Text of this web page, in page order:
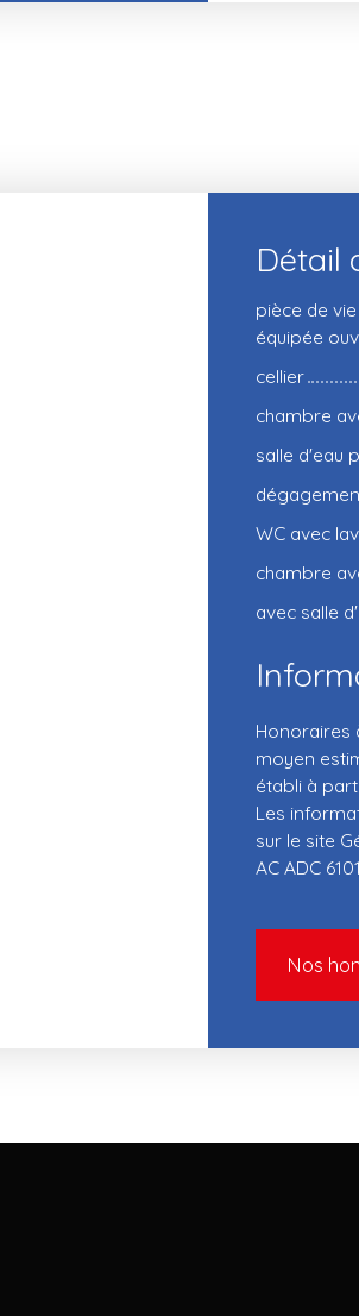
Détail
pièce de
équipée
cellier
chambre
salle d'eau
WC avec
chambre
avec salle
Honoraires
moyen
établi à
Les
sur le site
AC ADC
Nos